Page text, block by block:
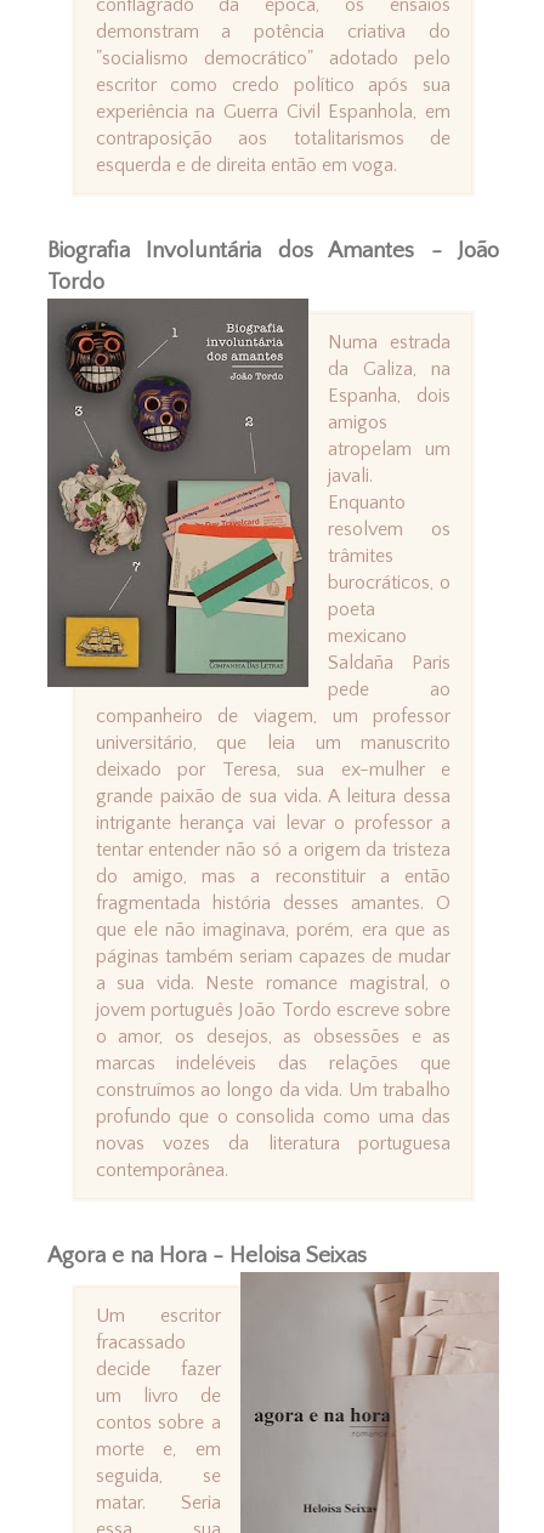
conflagrado da época, os ensaios
demonstram a potência criativa do
"socialismo democrático" adotado pelo
escritor como credo político após sua
experiência na Guerra Civil Espanhola, em
contraposição aos totalitarismos de
esquerda e de direita então em voga.
Biografia Involuntária dos Amantes - João
Tordo
Numa estrada
da Galiza, na
Espanha, dois
amigos
atropelam um
javali.
Enquanto
resolvem os
trâmites
burocráticos, o
poeta
mexicano
Saldaña Paris
pede ao
companheiro de viagem, um professor
universitário, que leia um manuscrito
deixado por Teresa, sua ex-mulher e
grande paixão de sua vida. A leitura dessa
intrigante herança vai levar o professor a
tentar entender não só a origem da tristeza
do amigo, mas a reconstituir a então
fragmentada história desses amantes. O
que ele não imaginava, porém, era que as
páginas também seriam capazes de mudar
a sua vida. Neste romance magistral, o
jovem português João Tordo escreve sobre
o amor, os desejos, as obsessões e as
marcas indeléveis das relações que
construímos ao longo da vida. Um trabalho
profundo que o consolida como uma das
novas vozes da literatura portuguesa
contemporânea.
Agora e na Hora - Heloisa Seixas
Um escritor
fracassado
decide fazer
um livro de
contos sobre a
morte e, em
seguida, se
matar. Seria